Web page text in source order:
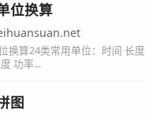
位换算
换算24类常用单位：时间 长度
功率...
图